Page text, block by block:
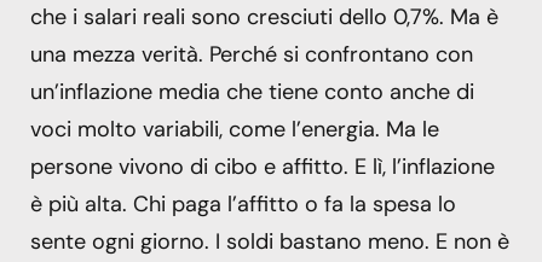
che i salari reali sono cresciuti dello 0,7%. Ma è
una mezza verità. Perché si confrontano con
un’inflazione media che tiene conto anche di
voci molto variabili, come l’energia. Ma le
persone vivono di cibo e affitto. E lì, l’inflazione
è più alta. Chi paga l’affitto o fa la spesa lo
sente ogni giorno. I soldi bastano meno. E non è